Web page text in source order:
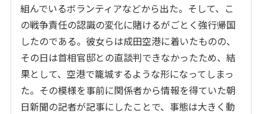
組んでいるボランティアなどから出た。そして、こ
の戦争責任の認識の変化に賭けるがごとく強行帰国
したのである。彼女らは成田空港に着いたものの、
その日は首相官邸との直談判できなかったため、結
果として、空港で籠城するような形になってしまっ
た。その模様を事前に関係者から情報を得ていた朝
日新聞の記者が記事にしたことで、事態は大きく動